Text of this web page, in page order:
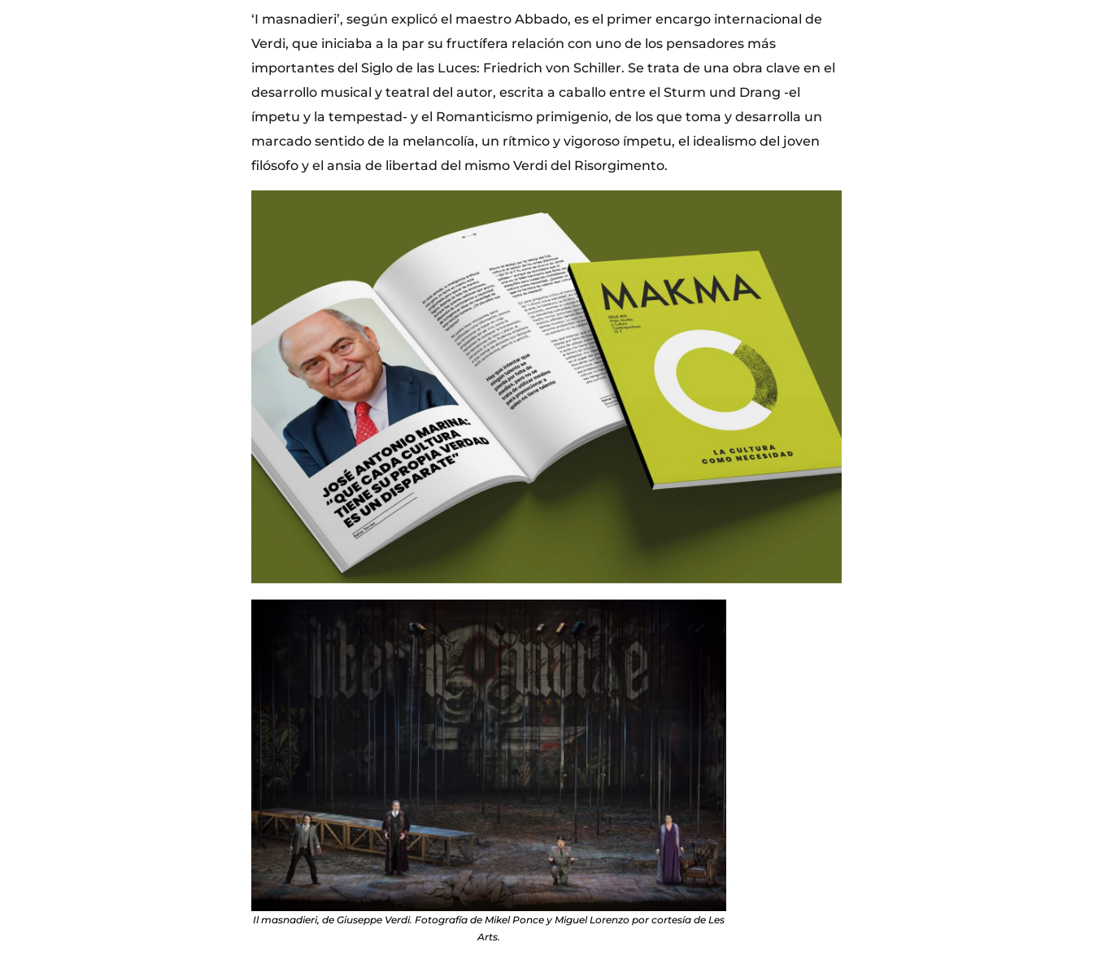
‘I masnadieri’, según explicó el maestro Abbado, es el primer encargo internacional de
Verdi, que iniciaba a la par su fructífera relación con uno de los pensadores más
importantes del Siglo de las Luces: Friedrich von Schiller. Se trata de una obra clave en el
desarrollo musical y teatral del autor, escrita a caballo entre el Sturm und Drang -el
ímpetu y la tempestad- y el Romanticismo primigenio, de los que toma y desarrolla un
marcado sentido de la melancolía, un rítmico y vigoroso ímpetu, el idealismo del joven
filósofo y el ansia de libertad del mismo Verdi del Risorgimento.
Il masnadieri, de Giuseppe Verdi. Fotografía de Mikel Ponce y Miguel Lorenzo por cortesía de Les
Arts.